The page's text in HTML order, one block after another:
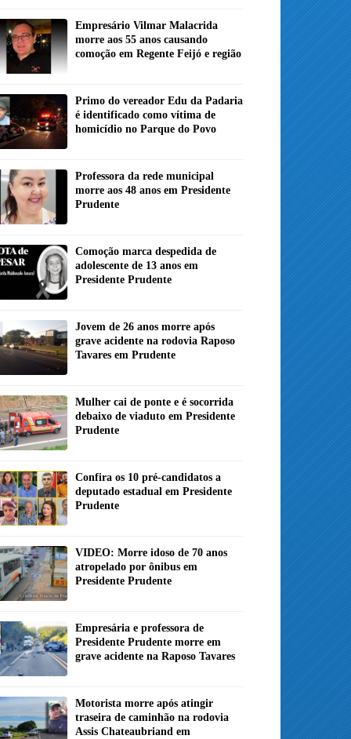
Empresário Vilmar Malacrida
morre aos 55 anos causando
comoção em Regente Feijó e região
Primo do vereador Edu da Padaria
é identificado como vítima de
homicídio no Parque do Povo
Professora da rede municipal
morre aos 48 anos em Presidente
Prudente
Comoção marca despedida de
adolescente de 13 anos em
Presidente Prudente
Jovem de 26 anos morre após
grave acidente na rodovia Raposo
Tavares em Prudente
Mulher cai de ponte e é socorrida
debaixo de viaduto em Presidente
Prudente
Confira os 10 pré-candidatos a
deputado estadual em Presidente
Prudente
VIDEO: Morre idoso de 70 anos
atropelado por ônibus em
Presidente Prudente
Empresária e professora de
Presidente Prudente morre em
grave acidente na Raposo Tavares
Motorista morre após atingir
traseira de caminhão na rodovia
Assis Chateaubriand em